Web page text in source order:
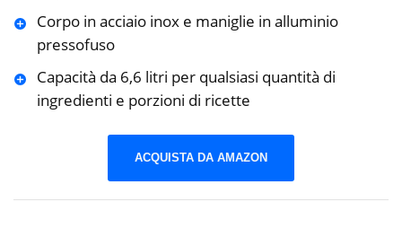
Corpo in acciaio inox e maniglie in alluminio
pressofuso
Capacità da 6,6 litri per qualsiasi quantità di
ingredienti e porzioni di ricette
ACQUISTA DA AMAZON